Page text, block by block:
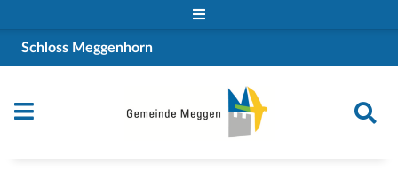
Schloss Meggenhorn